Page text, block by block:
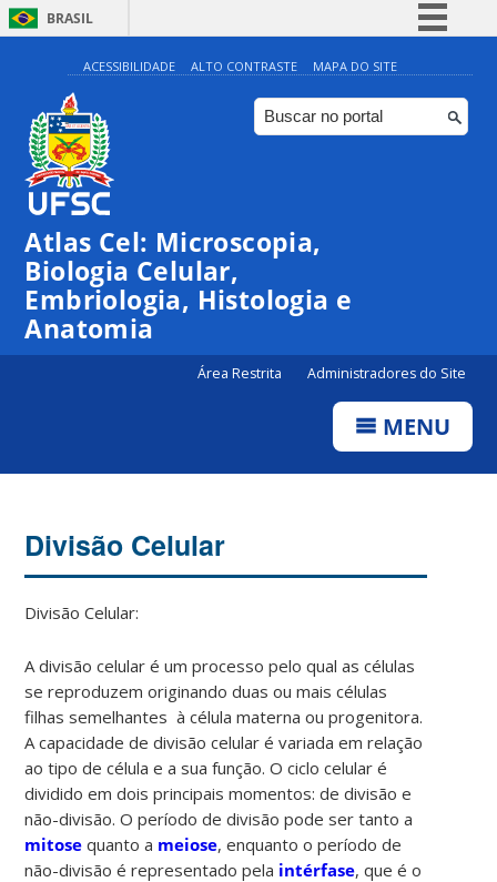
BRASIL
Simplifique!
Comunica BR
Participe
ACESSIBILIDADE ALTO CONTRASTE MAPA DO SITE
Atlas Cel: Microscopia,
Biologia Celular,
Embriologia, Histologia e
Anatomia
Área Restrita Administradores do Site
MENU
Divisão Celular
Divisão Celular:
A divisão celular é um processo pelo qual as células
se reproduzem originando duas ou mais células
filhas semelhantes à célula materna ou progenitora.
A capacidade de divisão celular é variada em relação
ao tipo de célula e a sua função. O ciclo celular é
dividido em dois principais momentos: de divisão e
não-divisão. O período de divisão pode ser tanto a
mitose quanto a meiose, enquanto o período de
não-divisão é representado pela intérfase, que é o